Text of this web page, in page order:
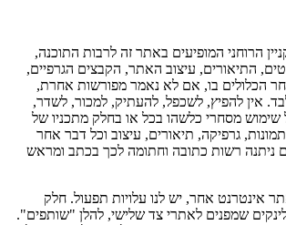
הרוחני המופיעים באתר זה לרבות התוכנה,
התיאורים, עיצוב האתר, הקבצים הגרפיים,
הכלולים בו, אם לא נאמר מפורשות אחרת,
אין להפיץ, לשכפל, להעתיק, למכור, לשדר,
מסחרי כלשהו בכל או בחלק מתכניו של
גרפיקה, תיאורים, עיצוב וכל דבר אחר
ניתנה רשות כתובה וחתומה לכך בכתב ומראש
אינטרנט אחר, יש לנו עלויות תפעול. חלק
שמפנים לאתרי צד שלישי, להלן "שותפים".